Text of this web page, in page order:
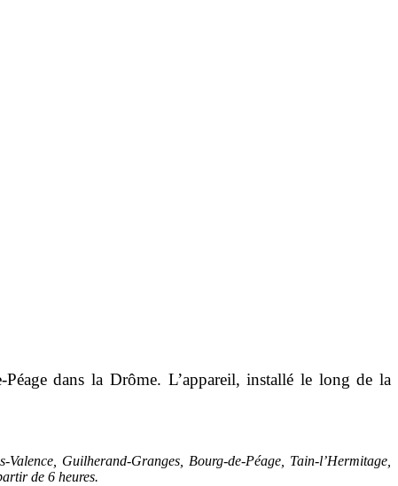
dans la Drôme. L’appareil, installé le long de la
Guilherand-Granges, Bourg-de-Péage, Tain-l’Hermitage,
de 6 heures.